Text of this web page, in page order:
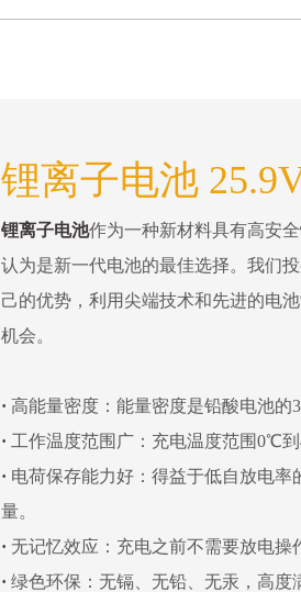
锂离子电池
锂离子电池作为一种新材料具有高安
认为是新一代电池的最佳选择。我们
己的优势，利用尖端技术和先进的电
机会。
· 高能量密度：能量密度是铅酸电池的
· 工作温度范围广：充电温度范围0℃
· 电荷保存能力好：得益于低自放电
量。
· 无记忆效应：充电之前不需要放电操
· 绿色环保：无镉、无铅、无汞，高度